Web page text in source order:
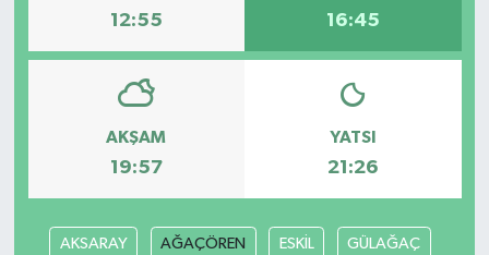
12:55 16:45
AKŞAM
19:57
YATSI
21:26
AKSARAY AĞAÇÖREN ESKİL GÜLAĞAÇ